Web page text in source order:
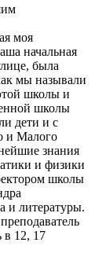
моя
начальная
была
мы называли
школы и
школы
дети и с
и Малого
знания
и физики
школы
и литературы.
в 12, 17